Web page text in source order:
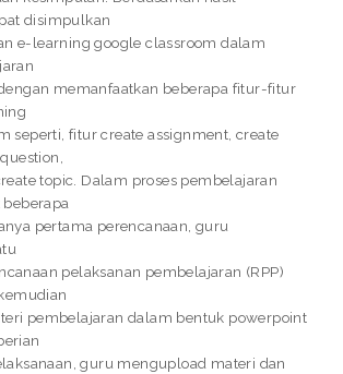
disimpulkan
e-learning google classroom dalam
memanfaatkan beberapa fitur-fitur
seperti, fitur create assignment, create
topic. Dalam proses pembelajaran
pertama perencanaan, guru
pelaksanan pembelajaran (RPP)
pembelajaran dalam bentuk powerpoint
guru mengupload materi dan